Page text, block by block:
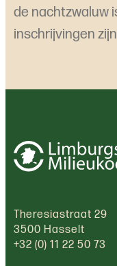
de nachtzwaluw
inschrijvingen
Theresiastraat 29
3500 Hasselt
+32 (0) 11 22 50 73